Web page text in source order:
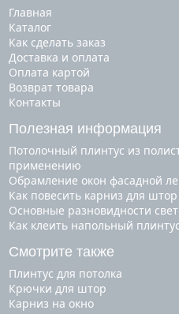
Главная
Каталог
Как сделать заказ
Доставка и оплата
Оплата картой
Возврат товара
Контакты
Полезная информация
Потолочный плинтус из
применению
Обрамление окон фасадной
Как повесить карниз для штор
Основные разновидности
Как клеить напольный плинтус
Смотрите также
плинтус для потолка
крючки для штор
карниз на окно